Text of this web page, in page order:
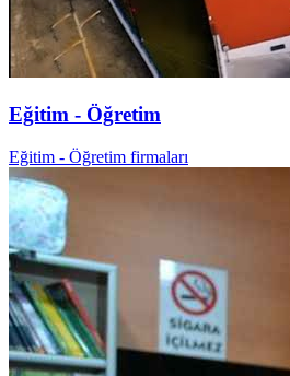
Eğitim - Öğretim
Eğitim - Öğretim firmaları